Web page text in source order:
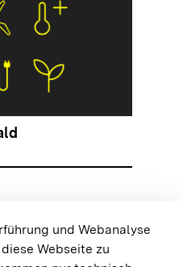
springen
springen
und Webanalyse
Webseite zu